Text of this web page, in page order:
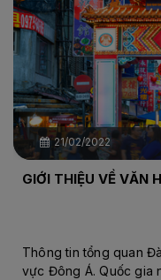
21/02/2022
GIỚI THIỆU VỀ VĂN
Thông tin tổng quan
vực Đông Á. Quốc gia